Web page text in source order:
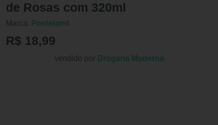
de Rosas com 320ml
Marca: Ponteland
R$ 18,99
vendido por Drogaria Moderna